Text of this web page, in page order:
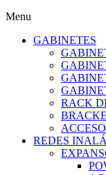
Menu
GABINETES
RACK
REDES